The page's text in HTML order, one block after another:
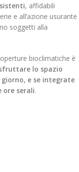
, affidabili
e all’azione usurante
soggetti alla
bioclimatiche è
lo spazio
e se integrate
ore serali.